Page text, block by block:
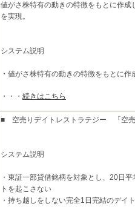
値がさ株特有の動きの特徴をもとに作
を実現。
システム説明
・値がさ株特有の動きの特徴をもとに作
・・・ 続きはこちら
■ 空売りデイトレストラテジー 「空売
システム説明
・東証一部貸借銘柄を対象とし、20日
トを起こさない
・持ち越しをしない完全1日完結のデイ